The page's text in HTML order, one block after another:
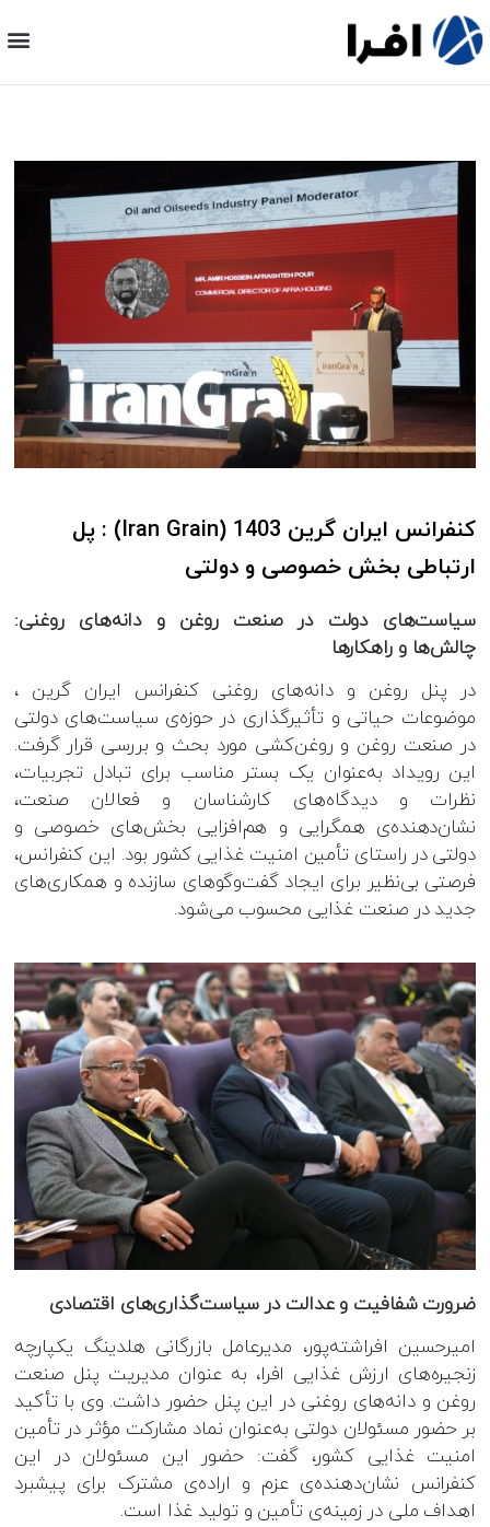
کنفرانس ایران گرین 1403 (Iran Grain) : پل
ارتباطی بخش خصوصی و دولتی
سیاست‌های دولت در صنعت روغن و دانه‌های روغنی:
چالش‌ها و راهکارها
در پنل روغن و دانه‌های روغنی کنفرانس ایران گرین ،
موضوعات حیاتی و تأثیرگذاری در حوزه‌ی سیاست‌های دولتی
در صنعت روغن و روغن‌کشی مورد بحث و بررسی قرار گرفت.
این رویداد به‌عنوان یک بستر مناسب برای تبادل تجربیات،
نظرات و دیدگاه‌های کارشناسان و فعالان صنعت،
نشان‌دهنده‌ی همگرایی و هم‌افزایی بخش‌های خصوصی و
دولتی در راستای تأمین امنیت غذایی کشور بود. این کنفرانس،
فرصتی بی‌نظیر برای ایجاد گفت‌وگوهای سازنده و همکاری‌های
جدید در صنعت غذایی محسوب می‌شود.
ضرورت شفافیت و عدالت در سیاست‌گذاری‌های اقتصادی
امیرحسین افراشته‌پور، مدیرعامل بازرگانی هلدینگ یکپارچه
زنجیره‌های ارزش غذایی افرا، به عنوان مدیریت پنل صنعت
روغن و دانه‌های روغنی در این پنل حضور داشت. وی با تأکید
بر حضور مسئولان دولتی به‌عنوان نماد مشارکت مؤثر در تأمین
امنیت غذایی کشور، گفت: حضور این مسئولان در این
کنفرانس نشان‌دهنده‌ی عزم و اراده‌ی مشترک برای پیشبرد
اهداف ملی در زمینه‌ی تأمین و تولید غذا است.